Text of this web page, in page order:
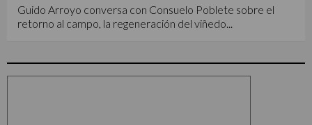
Guido Arroyo conversa con Consuelo Poblete sobre el
retorno al campo, la regeneración del viñedo...